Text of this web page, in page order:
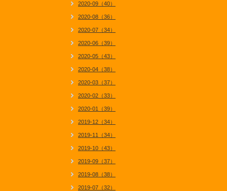
2020-09（40）
2020-08（36）
2020-07（34）
2020-06（39）
2020-05（43）
2020-04（38）
2020-03（37）
2020-02（33）
2020-01（39）
2019-12（34）
2019-11（34）
2019-10（43）
2019-09（37）
2019-08（38）
2019-07（32）